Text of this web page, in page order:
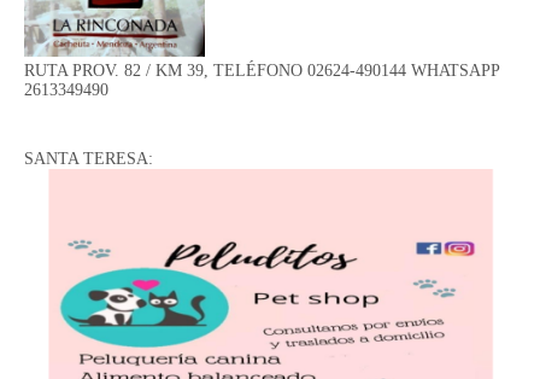
RUTA PROV. 82 / KM 39, TELÉFONO 02624-490144 WHATSAPP
2613349490
SANTA TERESA: